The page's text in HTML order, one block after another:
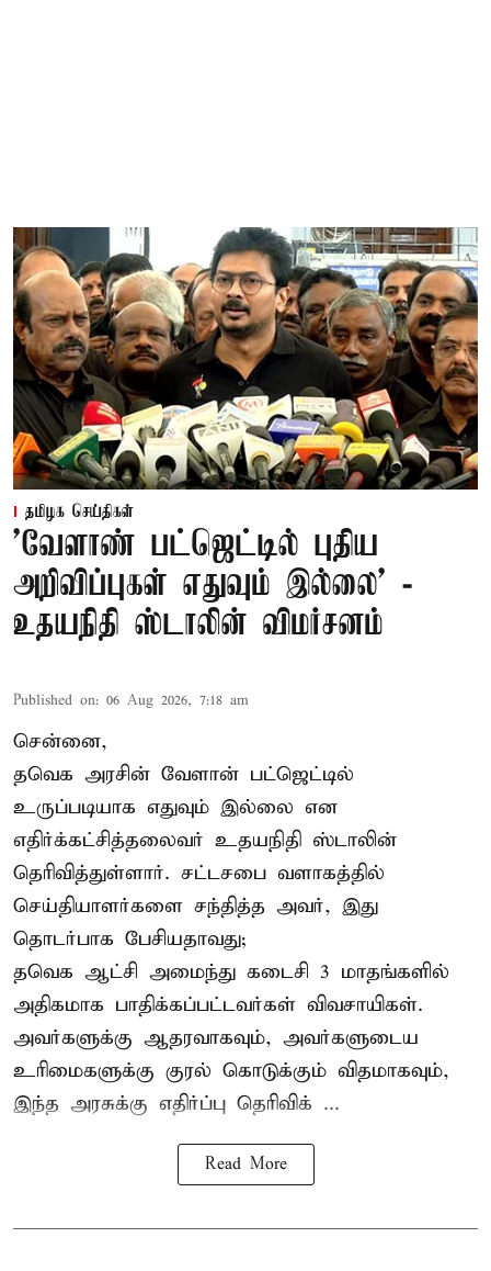
தமிழக செய்திகள்
'வேளாண் பட்ஜெட்டில் புதிய
அறிவிப்புகள் எதுவும் இல்லை' -
உதயநிதி ஸ்டாலின் விமர்சனம்
Published on: 06 Aug 2026, 7:18 am
சென்னை,
தவெக அரசின் வேளான் பட்ஜெட்டில்
உருப்படியாக எதுவும் இல்லை என
எதிர்க்கட்சித்தலைவர் உதயநிதி ஸ்டாலின்
தெரிவித்துள்ளார். சட்டசபை வளாகத்தில்
செய்தியாளர்களை சந்தித்த அவர், இது
தொடர்பாக பேசியதாவது;
தவெக ஆட்சி அமைந்து கடைசி 3 மாதங்களில்
அதிகமாக பாதிக்கப்பட்டவர்கள் விவசாயிகள்.
அவர்களுக்கு ஆதரவாகவும், அவர்களுடைய
உரிமைகளுக்கு குரல் கொடுக்கும் விதமாகவும்,
இந்த அரசுக்கு எதிர்ப்பு தெரிவிக் ...
Read More